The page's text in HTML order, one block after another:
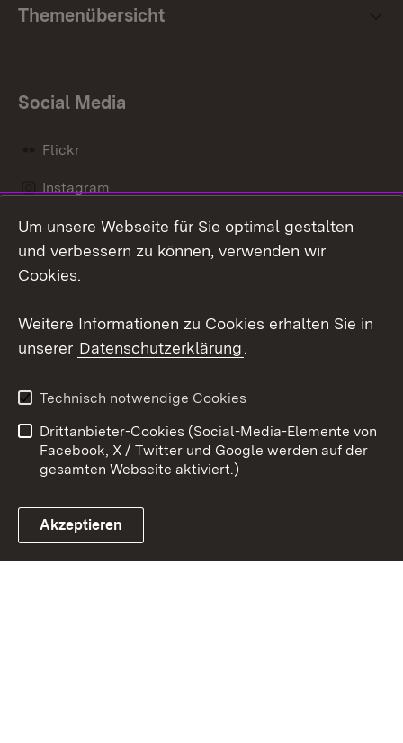
Themenübersicht
Social Media
Flickr
Instagram
Social Wall
Link zum Landesportal
Barrierefreiheit
Benutzungshinweise
Impressum
Cookies
Um unsere Webseite für Sie optimal gestalten
und verbessern zu können, verwenden wir
Cookies.
Weitere Informationen zu Cookies erhalten Sie in
unserer Datenschutzerklärung.
Technisch notwendige Cookies
Drittanbieter-Cookies (Social-Media-Elemente von
Facebook, X / Twitter und Google werden auf der
gesamten Webseite aktiviert.)
Akzeptieren